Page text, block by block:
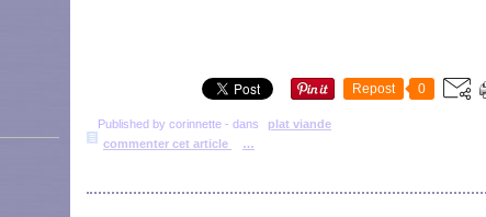
Repost 0
Published by corinnette - dans
plat viande
commenter cet article
…